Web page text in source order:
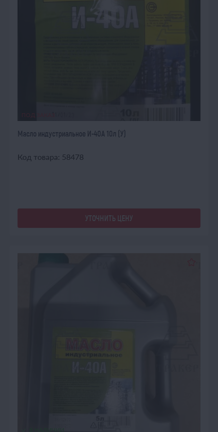
ПОД ЗАКАЗ
Масло индустриальное И-40А 10л (У)
Код товара: 58478
УТОЧНИТЬ ЦЕНУ